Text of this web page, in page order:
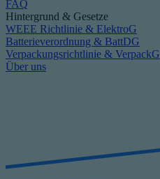
FAQ
Hintergrund & Gesetze
WEEE Richtlinie & ElektroG
Batterieverordnung & BattDG
Verpackungsrichtlinie & VerpackG
Über uns